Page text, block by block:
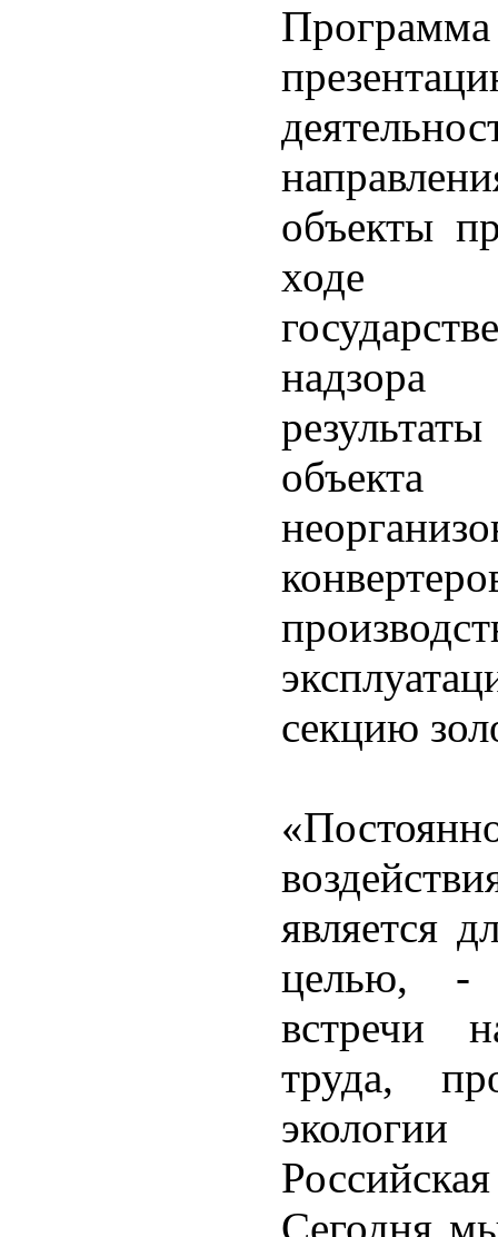
объекты
ходе
объекта
секцию
является
целью, -
встречи
труда,
Сегодня